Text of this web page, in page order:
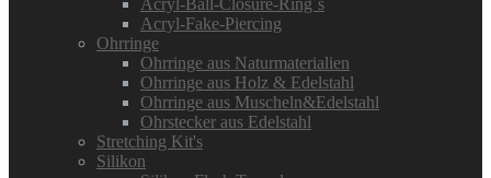
Acryl-Ball-Closure-Ring`s
Acryl-Fake-Piercing
Ohrringe
Ohrringe aus Naturmaterialien
Ohrringe aus Holz & Edelstahl
Ohrringe aus Muscheln&Edelstahl
Ohrstecker aus Edelstahl
Stretching Kit's
Silikon